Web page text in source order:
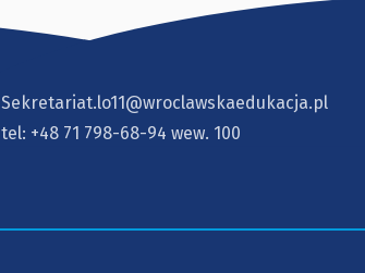
Sekretariat.lo11@wroclawskaedukacja.pl
tel: +48 71 798-68-94 wew. 100